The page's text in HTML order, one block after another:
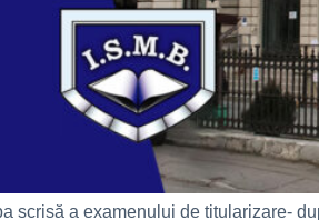
scrisă a examenului de titularizare-